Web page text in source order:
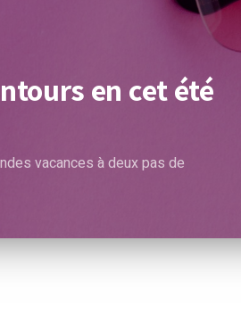
en cet été
vacances à deux pas de